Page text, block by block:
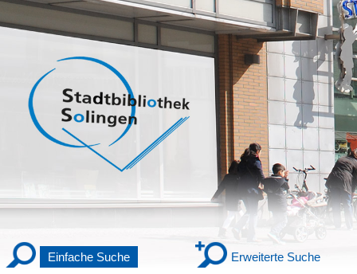
Einfache Suche Erweiterte Suche